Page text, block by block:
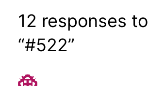
12 responses to
“#522”